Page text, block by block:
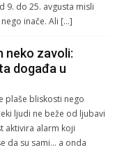
9. do 25. avgusta misli
inače. Ali […]
neko zavoli:
događa u
plaše bliskosti nego
ljudi ne beže od ljubavi
aktivira alarm koji
da su sami… a onda